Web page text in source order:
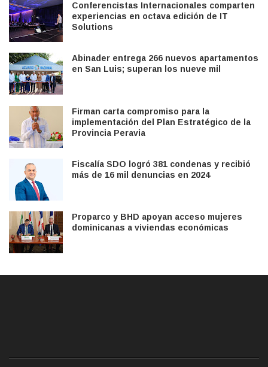
Conferencistas Internacionales comparten
experiencias en octava edición de IT
Solutions
Abinader entrega 266 nuevos apartamentos
en San Luis; superan los nueve mil
Firman carta compromiso para la
implementación del Plan Estratégico de la
Provincia Peravia
Fiscalía SDO logró 381 condenas y recibió
más de 16 mil denuncias en 2024
Proparco y BHD apoyan acceso mujeres
dominicanas a viviendas económicas